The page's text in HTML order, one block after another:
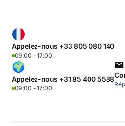
Appelez-nous +33 805 080 140
09:00 - 17:00
Appelez-nous +31 85 400 5588
09:00 - 17:00